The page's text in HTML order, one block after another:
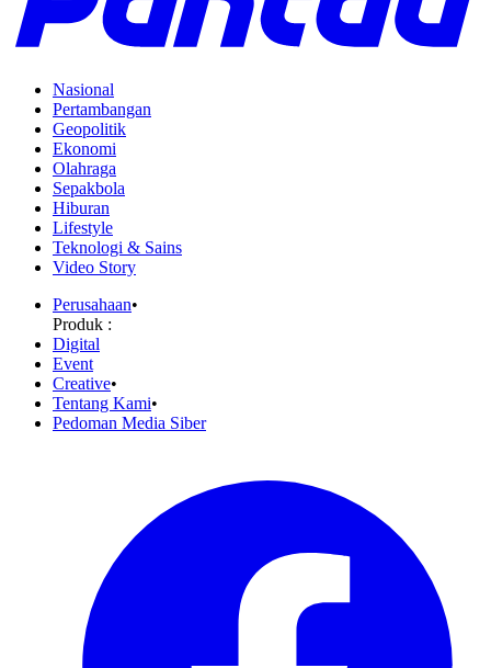
Nasional
Pertambangan
Geopolitik
Ekonomi
Olahraga
Sepakbola
Hiburan
Lifestyle
Teknologi & Sains
Video Story
Perusahaan•
Produk :
Digital
Event
Creative•
Tentang Kami•
Pedoman Media Siber